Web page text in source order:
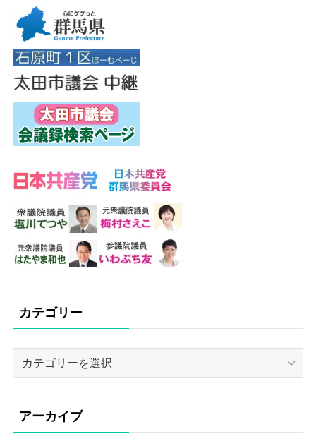
カテゴリー
リ
ー
アーカイブ